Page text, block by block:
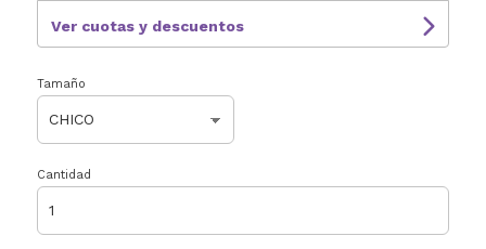
Ver cuotas y descuentos
Tamaño
Cantidad